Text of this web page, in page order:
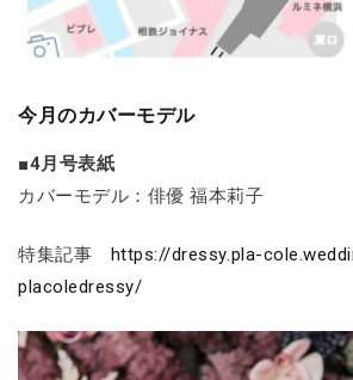
今月のカバーモデル
■4月号表紙
カバーモデル：俳優 福本莉子
特集記事
https://dressy.pla-
placoledressy/